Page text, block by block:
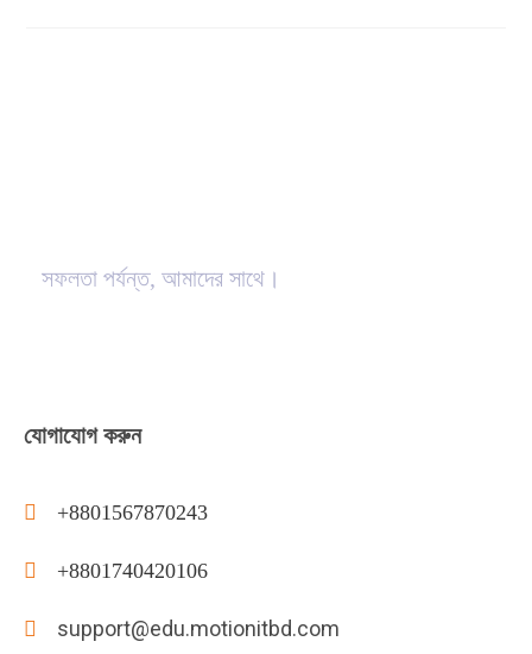
সফলতা পর্যন্ত, আমাদের সাথে।
যোগাযোগ করুন
+8801567870243
+8801740420106
support@edu.motionitbd.com